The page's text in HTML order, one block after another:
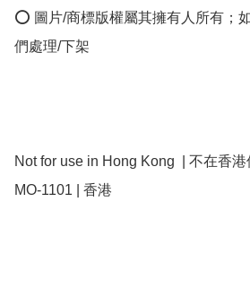
⭕ 圖片/商標版權屬其擁有人所有；
們處理/下架
Not for use in Hong Kong  | 不在香港
MO-1101 | 香港